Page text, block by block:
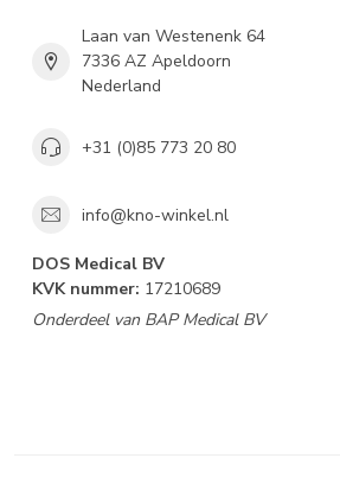
Laan van Westenenk 64
7336 AZ Apeldoorn
Nederland
+31 (0)85 773 20 80
info@kno-winkel.nl
DOS Medical BV
KVK nummer: 17210689
Onderdeel van BAP Medical BV